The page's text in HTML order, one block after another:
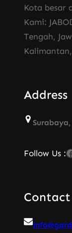
Kota besar
Kami:
Tengah,
Address
Follow Us :Facebook
Contact